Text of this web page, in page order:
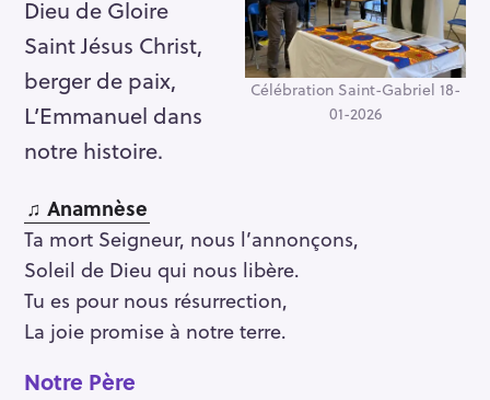
Célébration Saint-Gabriel 18-
01-2026
Dieu de Gloire
Saint Jésus Christ,
berger de paix,
L’Emmanuel dans
notre histoire.
♫ Anamnèse
Ta mort Seigneur, nous l’annonçons,
Soleil de Dieu qui nous libère.
Tu es pour nous résurrection,
La joie promise à notre terre.
Notre Père